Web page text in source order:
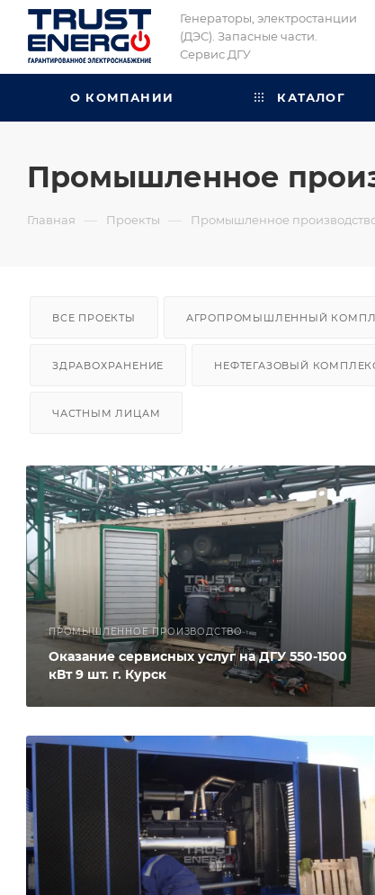
Генераторы, электростанции
(ДЭС). Запасные части.
Сервис ДГУ
О КОМПАНИИ КАТАЛОГ
Промышленное
Главная — Проекты — Промышленное
ВСЕ ПРОЕКТЫ АГРОПРОМЫШЛЕННЫЙ
ЗДРАВОХРАНЕНИЕ НЕФТЕГАЗОВЫЙ
ЧАСТНЫМ ЛИЦАМ
ПРОМЫШЛЕННОЕ ПРОИЗВОДСТВО
Оказание сервисных услуг на ДГУ 550-1500
кВт 9 шт. г. Курск